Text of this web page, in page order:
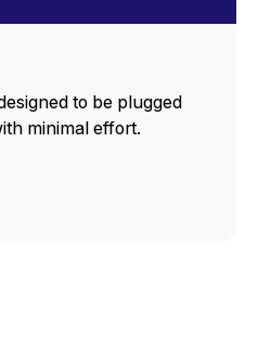
to be plugged
minimal effort.